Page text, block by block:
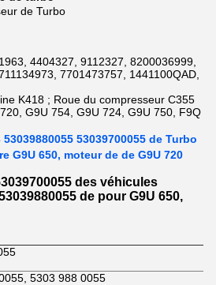
de Turbo
4404327, 9112327, 8200036999,
7701473757, 1441100QAD,
K418 ; Roue du compresseur C355
G9U 754, G9U 724, G9U 750, F9Q
53039700055 de Turbo
G9U 650, moteur de de G9U 720
des véhicules
de pour G9U 650,
5303 988 0055